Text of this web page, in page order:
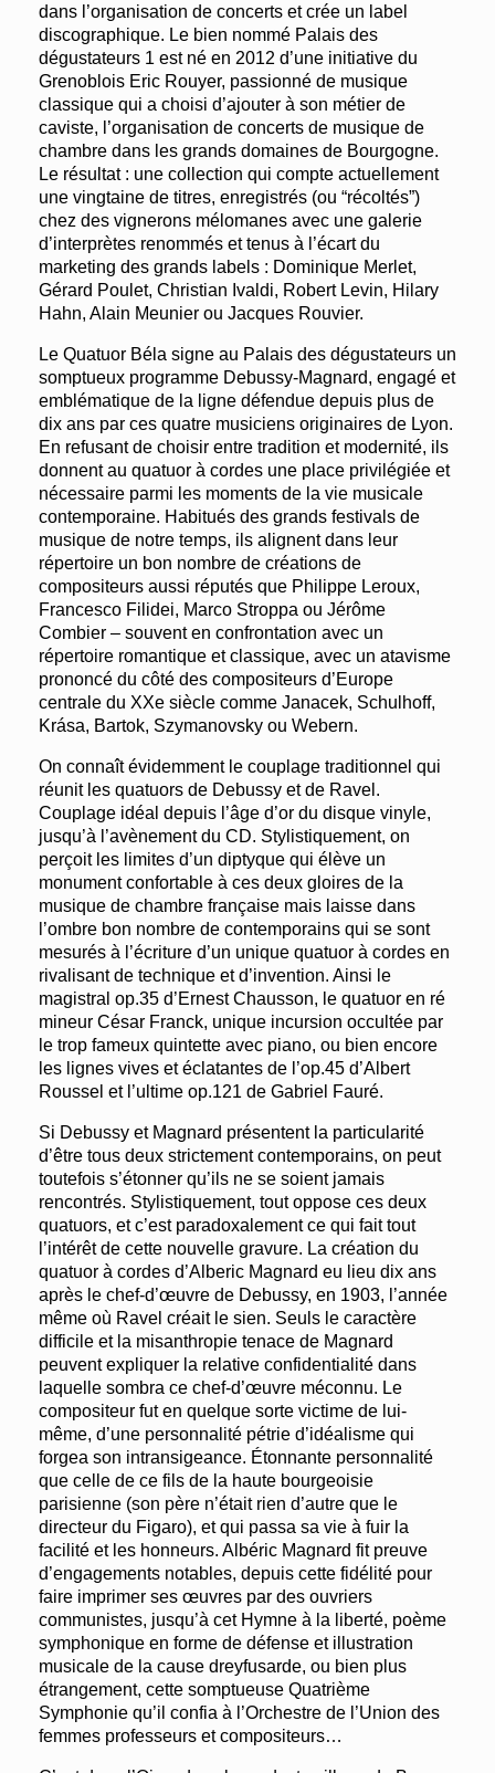
dans l’organisation de concerts et crée un label
discographique. Le bien nommé Palais des
dégustateurs 1 est né en 2012 d’une initiative du
Grenoblois Eric Rouyer, passionné de musique
classique qui a choisi d’ajouter à son métier de
caviste, l’organisation de concerts de musique de
chambre dans les grands domaines de Bourgogne.
Le résultat : une collection qui compte actuellement
une vingtaine de titres, enregistrés (ou “récoltés”)
chez des vignerons mélomanes avec une galerie
d’interprètes renommés et tenus à l’écart du
marketing des grands labels : Dominique Merlet,
Gérard Poulet, Christian Ivaldi, Robert Levin, Hilary
Hahn, Alain Meunier ou Jacques Rouvier.
Le Quatuor Béla signe au Palais des dégustateurs un
somptueux programme Debussy-Magnard, engagé et
emblématique de la ligne défendue depuis plus de
dix ans par ces quatre musiciens originaires de Lyon.
En refusant de choisir entre tradition et modernité, ils
donnent au quatuor à cordes une place privilégiée et
nécessaire parmi les moments de la vie musicale
contemporaine. Habitués des grands festivals de
musique de notre temps, ils alignent dans leur
répertoire un bon nombre de créations de
compositeurs aussi réputés que Philippe Leroux,
Francesco Filidei, Marco Stroppa ou Jérôme
Combier – souvent en confrontation avec un
répertoire romantique et classique, avec un atavisme
prononcé du côté des compositeurs d’Europe
centrale du XXe siècle comme Janacek, Schulhoff,
Krása, Bartok, Szymanovsky ou Webern.
On connaît évidemment le couplage traditionnel qui
réunit les quatuors de Debussy et de Ravel.
Couplage idéal depuis l’âge d’or du disque vinyle,
jusqu’à l’avènement du CD. Stylistiquement, on
perçoit les limites d’un diptyque qui élève un
monument confortable à ces deux gloires de la
musique de chambre française mais laisse dans
l’ombre bon nombre de contemporains qui se sont
mesurés à l’écriture d’un unique quatuor à cordes en
rivalisant de technique et d’invention. Ainsi le
magistral op.35 d’Ernest Chausson, le quatuor en ré
mineur César Franck, unique incursion occultée par
le trop fameux quintette avec piano, ou bien encore
les lignes vives et éclatantes de l’op.45 d’Albert
Roussel et l’ultime op.121 de Gabriel Fauré.
Si Debussy et Magnard présentent la particularité
d’être tous deux strictement contemporains, on peut
toutefois s’étonner qu’ils ne se soient jamais
rencontrés. Stylistiquement, tout oppose ces deux
quatuors, et c’est paradoxalement ce qui fait tout
l’intérêt de cette nouvelle gravure. La création du
quatuor à cordes d’Alberic Magnard eu lieu dix ans
après le chef‑d’œuvre de Debussy, en 1903, l’année
même où Ravel créait le sien. Seuls le caractère
difficile et la misanthropie tenace de Magnard
peuvent expliquer la relative confidentialité dans
laquelle sombra ce chef‑d’œuvre méconnu. Le
compositeur fut en quelque sorte victime de lui-
même, d’une personnalité pétrie d’idéalisme qui
forgea son intransigeance. Étonnante personnalité
que celle de ce fils de la haute bourgeoisie
parisienne (son père n’était rien d’autre que le
directeur du Figaro), et qui passa sa vie à fuir la
facilité et les honneurs. Albéric Magnard fit preuve
d’engagements notables, depuis cette fidélité pour
faire imprimer ses œuvres par des ouvriers
communistes, jusqu’à cet Hymne à la liberté, poème
symphonique en forme de défense et illustration
musicale de la cause dreyfusarde, ou bien plus
étrangement, cette somptueuse Quatrième
Symphonie qu’il confia à l’Orchestre de l’Union des
femmes professeurs et compositeurs…